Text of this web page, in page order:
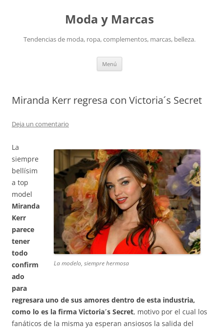
Moda y Marcas
Tendencias de moda, ropa, complementos, marcas, belleza.
Menú
Miranda Kerr regresa con Victoria´s Secret
Deja un comentario
La modelo, siempre hermosa
La
siempre
bellísim
a top
model
Miranda
Kerr
parece
tener
todo
confirm
ado
para
regresara uno de sus amores dentro de esta industria,
como lo es la firma Victoria´s Secret, motivo por el cual los
fanáticos de la misma ya esperan ansiosos la salida del